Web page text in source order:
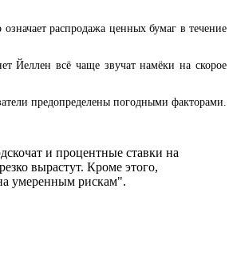
распродажа ценных бумаг в течение
Йеллен всё чаще звучат намёки на скорое
предопределены погодными факторами.
и процентные ставки на
вырастут. Кроме этого,
умеренным рискам".